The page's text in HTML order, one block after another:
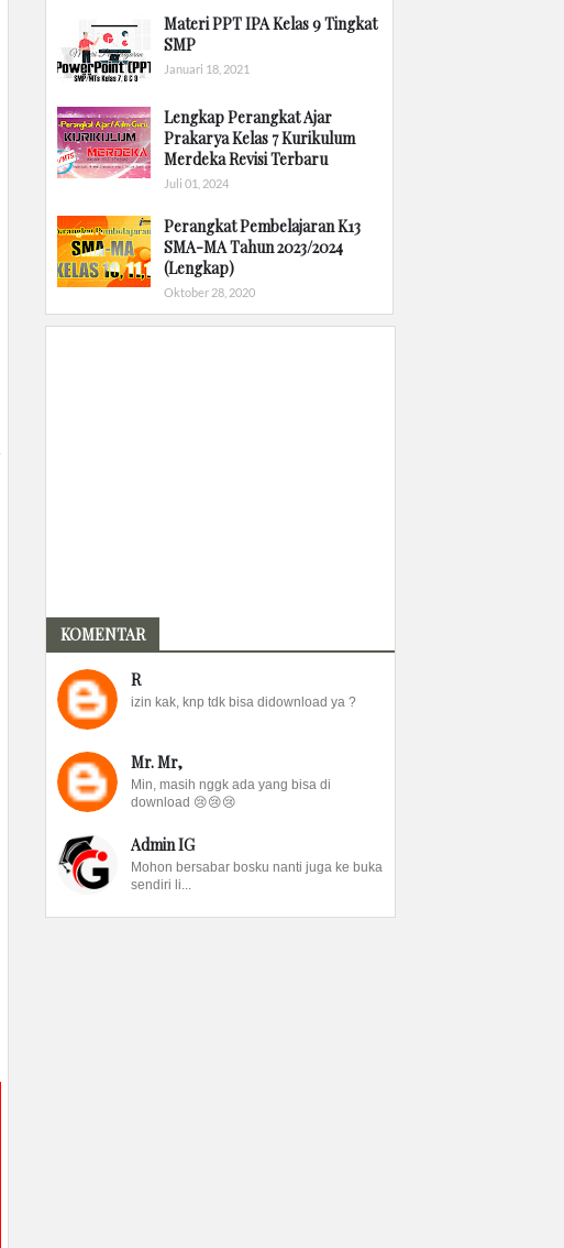
Materi PPT IPA Kelas 9 Tingkat
SMP
Januari 18, 2021
Lengkap Perangkat Ajar
Prakarya Kelas 7 Kurikulum
Merdeka Revisi Terbaru
Juli 01, 2024
Perangkat Pembelajaran K13
SMA-MA Tahun 2023/2024
(Lengkap)
Oktober 28, 2020
KOMENTAR
R
izin kak, knp tdk bisa didownload ya ?
Mr. Mr,
Min, masih nggk ada yang bisa di
download 😢😢😢
Admin IG
Mohon bersabar bosku nanti juga ke buka
sendiri li...